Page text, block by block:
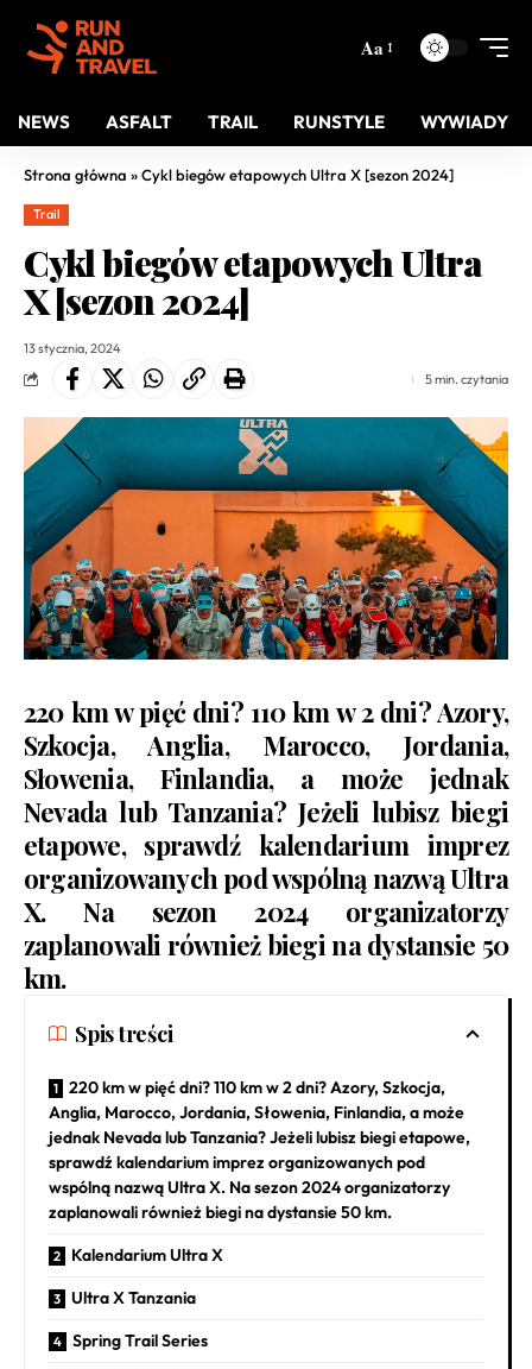
Aa
NEWS ASFALT TRAIL RUNSTYLE WYWIADY
Strona główna »Cykl biegów etapowych Ultra X [sezon 2024]
Trail
Cykl biegów etapowych Ultra
X [sezon 2024]
13 stycznia, 2024
5 min. czytania
220 km w pięć dni? 110 km w 2 dni? Azory,
Szkocja, Anglia, Marocco, Jordania,
Słowenia, Finlandia, a może jednak
Nevada lub Tanzania? Jeżeli lubisz biegi
etapowe, sprawdź kalendarium imprez
organizowanych pod wspólną nazwąUltra
X. Na sezon 2024 organizatorzy
zaplanowali również biegi na dystansie 50
km.
Spis treści
220 km w pięć dni? 110 km w 2 dni? Azory, Szkocja,
Anglia, Marocco, Jordania, Słowenia, Finlandia, a może
jednak Nevada lub Tanzania? Jeżeli lubisz biegi etapowe,
sprawdź kalendarium imprez organizowanych pod
wspólną nazwą Ultra X. Na sezon 2024 organizatorzy
zaplanowali również biegi na dystansie 50 km.
Kalendarium Ultra X
Ultra X Tanzania
Spring Trail Series